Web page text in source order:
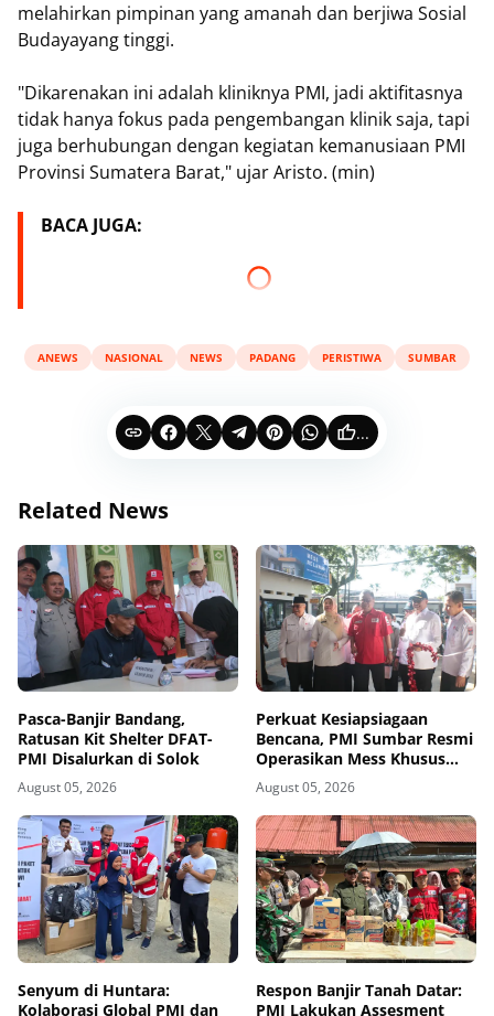
melahirkan pimpinan yang amanah dan berjiwa Sosial
Budayayang tinggi.
"Dikarenakan ini adalah kliniknya PMI, jadi aktifitasnya
tidak hanya fokus pada pengembangan klinik saja, tapi
juga berhubungan dengan kegiatan kemanusiaan PMI
Provinsi Sumatera Barat," ujar Aristo. (min)
BACA JUGA:
ANEWS NASIONAL NEWS PADANG PERISTIWA SUMBAR
...
Related News
Pasca-Banjir Bandang,
Ratusan Kit Shelter DFAT-
PMI Disalurkan di Solok
August 05, 2026
Perkuat Kesiapsiagaan
Bencana, PMI Sumbar Resmi
Operasikan Mess Khusus
Relawan Kemanusiaan
August 05, 2026
Senyum di Huntara:
Kolaborasi Global PMI dan
Respon Banjir Tanah Datar:
PMI Lakukan Assesment